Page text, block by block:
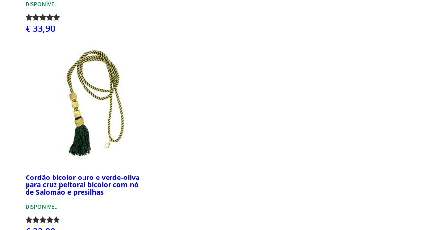
DISPONÍVEL
€ 33,90
Cordão bicolor ouro e verde-oliva
para cruz peitoral bicolor com nó
de Salomão e presilhas
DISPONÍVEL